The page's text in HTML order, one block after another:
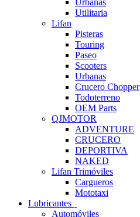
Urbanas
Utilitaria
Lifan
Pisteras
Touring
Paseo
Scooters
Urbanas
Crucero Chopper
Todoterreno
OEM Parts
QJMOTOR
ADVENTURE
CRUCERO
DEPORTIVA
NAKED
Lifan Trimóviles
Cargueros
Mototaxi
Lubricantes
Automóviles